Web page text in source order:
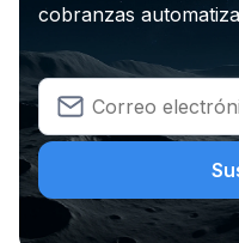
cobranzas